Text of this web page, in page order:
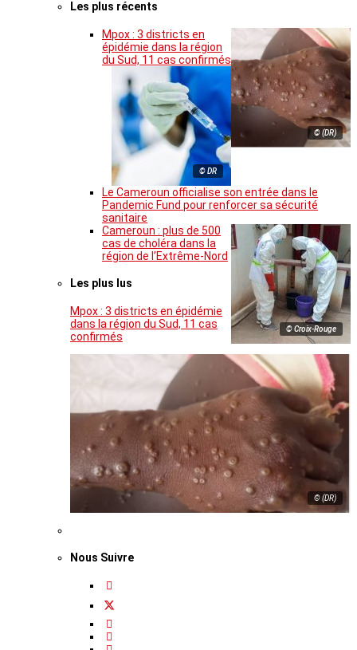
Les plus récents
© (DR)
Mpox : 3 districts en
épidémie dans la région
du Sud, 11 cas confirmés
© DR
Le Cameroun officialise son entrée dans le
Pandemic Fund pour renforcer sa sécurité
sanitaire
© Croix-Rouge
Cameroun : plus de 500
cas de choléra dans la
région de l’Extrême-Nord
Les plus lus
Mpox : 3 districts en épidémie
dans la région du Sud, 11 cas
confirmés
© (DR)
Nous Suivre